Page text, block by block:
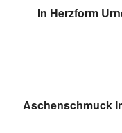
In Herzform
Aschenschmuck